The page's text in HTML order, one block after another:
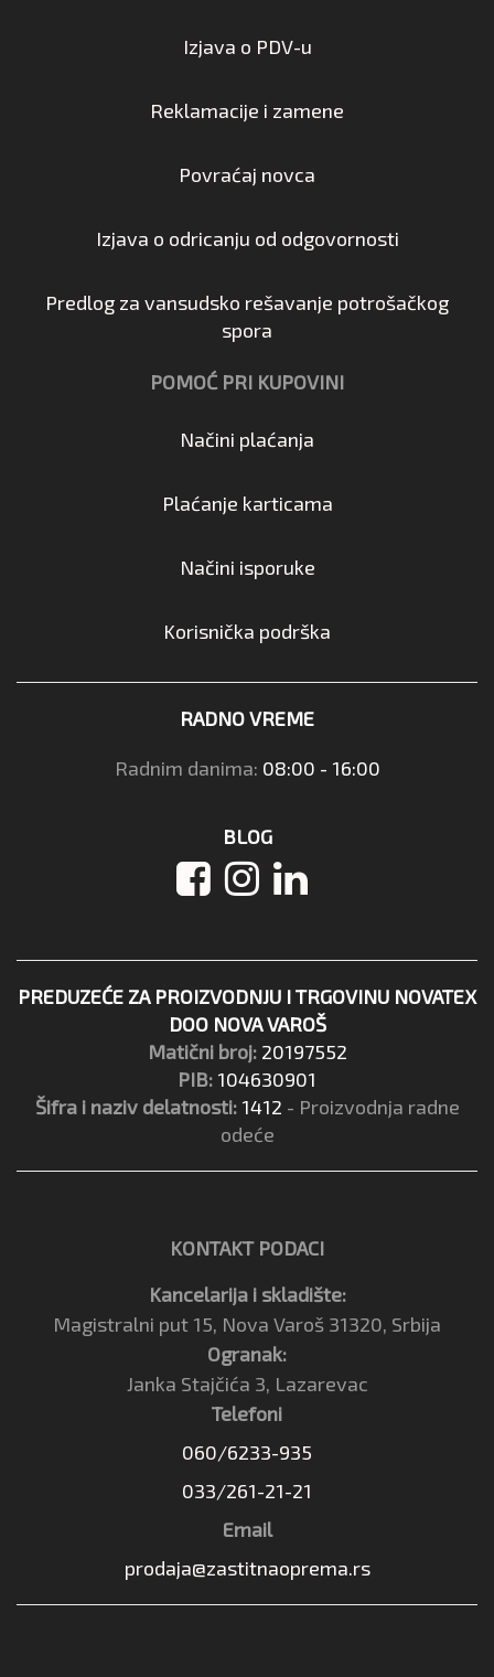
Izjava o PDV-u
Reklamacije i zamene
Povraćaj novca
Izjava o odricanju od odgovornosti
Predlog za vansudsko rešavanje potrošačkog
spora
POMOĆ PRI KUPOVINI
Načini plaćanja
Plaćanje karticama
Načini isporuke
Korisnička podrška
RADNO VREME
Radnim danima: 08:00 - 16:00
BLOG
PREDUZEĆE ZA PROIZVODNJU I TRGOVINU NOVATEX
DOO NOVA VAROŠ
Matični broj: 20197552
PIB: 104630901
Šifra i naziv delatnosti: 1412 - Proizvodnja radne
odeće
KONTAKT PODACI
Kancelarija i skladište:
Magistralni put 15, Nova Varoš 31320, Srbija
Ogranak:
Janka Stajčića 3, Lazarevac
Telefoni
060/6233-935
033/261-21-21
Email
prodaja@zastitnaoprema.rs